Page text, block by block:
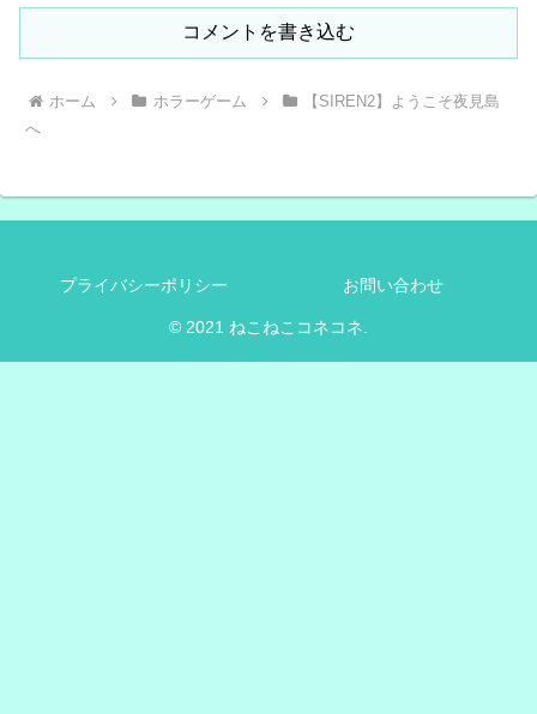
コメントを書き込む
ホーム ホラーゲーム
【SIREN2】ようこそ夜見島
へ
プライバシーポリシー お問い合わせ
© 2021 ねこねこコネコネ.